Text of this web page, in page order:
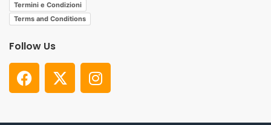
Termini e Condizioni
Terms and Conditions
Follow Us